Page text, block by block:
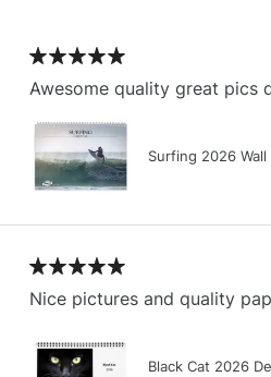
Awesome quality great pics
Surfing 2026 Wall
Nice pictures and quality
Black Cat 2026